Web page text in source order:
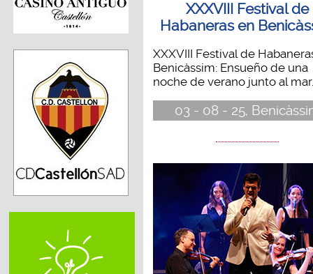
XXXVIII Festival de
Habaneras en
XXXVIII Festival de
Benicàssim: Ensueño de una
noche de verano junto al
03 - 08 - 25,